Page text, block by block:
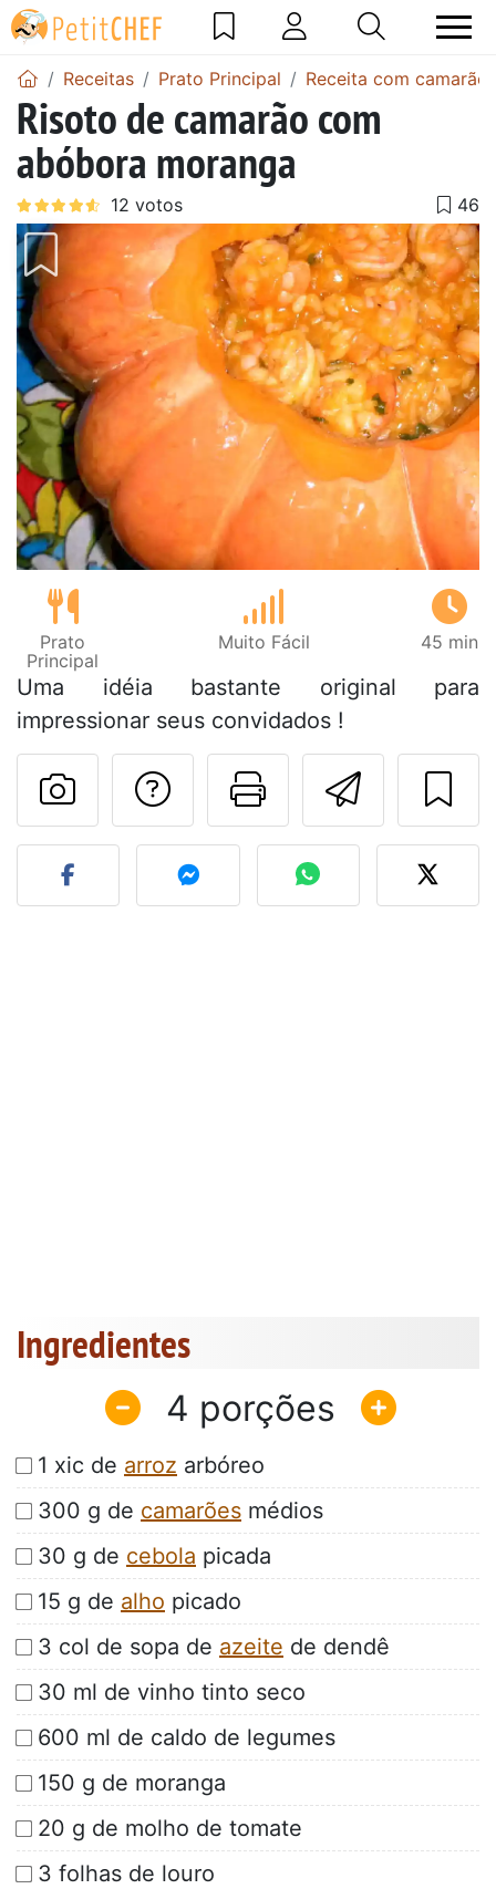
Receitas Prato Principal Receita com camarão
Risoto de camarão com
abóbora moranga
Prato
Principal
Muito Fácil 45 min
Uma idéia bastante original para
impressionar seus convidados !
Imprima
Falar com o autor
Fez esta receita?
Ingredientes
4
1 xic de arroz arbóreo
300 g de camarões médios
30 g de cebola picada
15 g de alho picado
3 col de sopa de azeite de dendê
30 ml de vinho tinto seco
600 ml de caldo de legumes
150 g de moranga
20 g de molho de tomate
3 folhas de louro